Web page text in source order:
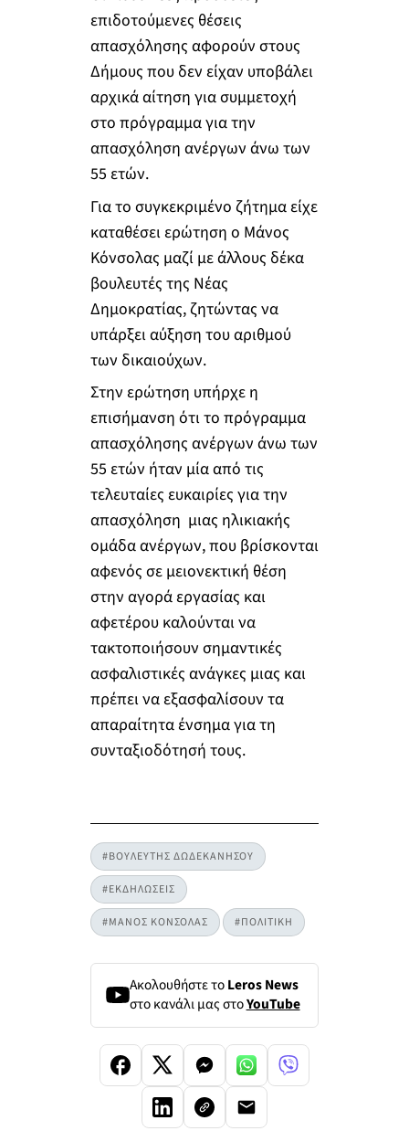
επιδοτούμενες θέσεις
απασχόλησης αφορούν στους
Δήμους που δεν είχαν υποβάλει
αρχικά αίτηση για συμμετοχή
στο πρόγραμμα για την
απασχόληση ανέργων άνω των
55 ετών.
Για το συγκεκριμένο ζήτημα είχε
καταθέσει ερώτηση ο Μάνος
Κόνσολας μαζί με άλλους δέκα
βουλευτές της Νέας
Δημοκρατίας, ζητώντας να
υπάρξει αύξηση του αριθμού
των δικαιούχων.
Στην ερώτηση υπήρχε η
επισήμανση ότι το πρόγραμμα
απασχόλησης ανέργων άνω των
55 ετών ήταν μία από τις
τελευταίες ευκαιρίες για την
απασχόληση μιας ηλικιακής
ομάδα ανέργων, που βρίσκονται
αφενός σε μειονεκτική θέση
στην αγορά εργασίας και
αφετέρου καλούνται να
τακτοποιήσουν σημαντικές
ασφαλιστικές ανάγκες μιας και
πρέπει να εξασφαλίσουν τα
απαραίτητα ένσημα για τη
συνταξιοδότησή τους.
#ΒΟΥΛΕΥΤΗΣ ΔΩΔΕΚΑΝΗΣΟΥ
#ΕΚΔΗΛΩΣΕΙΣ
#ΜΑΝΟΣ ΚΟΝΣΟΛΑΣ #ΠΟΛΙΤΙΚΗ
Ακολουθήστε τοLeros News
στο κανάλι μας στοYouTube